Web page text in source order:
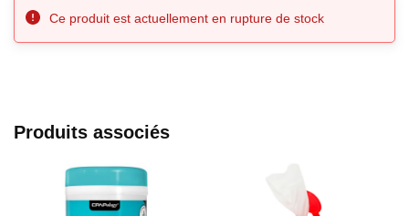
Ce produit est actuellement en rupture de stock
Produits associés